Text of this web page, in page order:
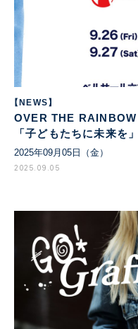
【NEWS】
OVER THE
「子どもたちに未来を
2025年09月05日（金）
2025.09.05